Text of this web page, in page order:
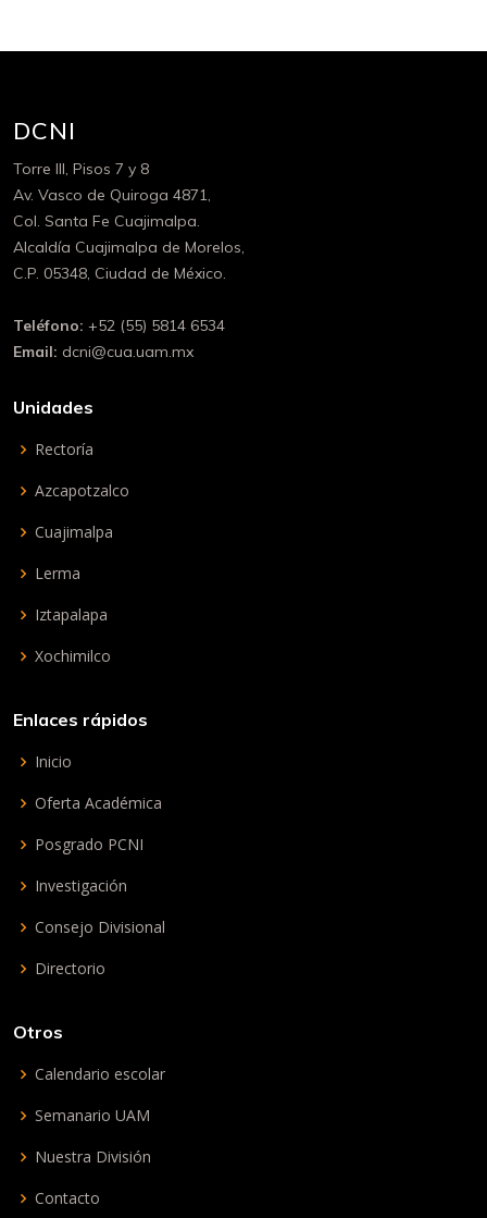
DCNI
Torre III, Pisos 7 y 8
Av. Vasco de Quiroga 4871,
Col. Santa Fe Cuajimalpa.
Alcaldía Cuajimalpa de Morelos,
C.P. 05348, Ciudad de México.
Teléfono: +52 (55) 5814 6534
Email: dcni@cua.uam.mx
Unidades
Rectoría
Azcapotzalco
Cuajimalpa
Lerma
Iztapalapa
Xochimilco
Enlaces rápidos
Inicio
Oferta Académica
Posgrado PCNI
Investigación
Consejo Divisional
Directorio
Otros
Calendario escolar
Semanario UAM
Nuestra División
Contacto